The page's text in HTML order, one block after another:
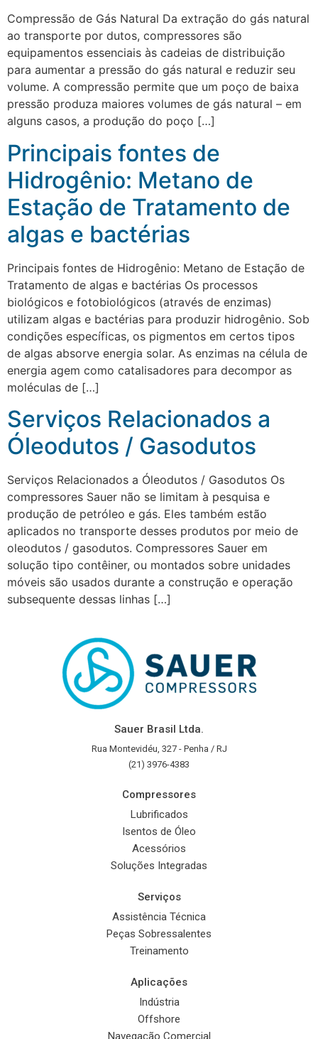
Compressão de Gás Natural Da extração do gás natural
ao transporte por dutos, compressores são
equipamentos essenciais às cadeias de distribuição
para aumentar a pressão do gás natural e reduzir seu
volume. A compressão permite que um poço de baixa
pressão produza maiores volumes de gás natural – em
alguns casos, a produção do poço […]
Principais fontes de
Hidrogênio: Metano de
Estação de Tratamento de
algas e bactérias
Principais fontes de Hidrogênio: Metano de Estação de
Tratamento de algas e bactérias Os processos
biológicos e fotobiológicos (através de enzimas)
utilizam algas e bactérias para produzir hidrogênio. Sob
condições específicas, os pigmentos em certos tipos
de algas absorve energia solar. As enzimas na célula de
energia agem como catalisadores para decompor as
moléculas de […]
Serviços Relacionados a
Óleodutos / Gasodutos
Serviços Relacionados a Óleodutos / Gasodutos Os
compressores Sauer não se limitam à pesquisa e
produção de petróleo e gás. Eles também estão
aplicados no transporte desses produtos por meio de
oleodutos / gasodutos. Compressores Sauer em
solução tipo contêiner, ou montados sobre unidades
móveis são usados ​​durante a construção e operação
subsequente dessas linhas […]
Sauer Brasil Ltda.
Rua Montevidéu, 327 - Penha / RJ
(21) 3976-4383
Compressores
Lubrificados
Isentos de Óleo
Acessórios
Soluções Integradas
Serviços
Assistência Técnica
Peças Sobressalentes
Treinamento
Aplicações
Indústria
Offshore
Navegação Comercial